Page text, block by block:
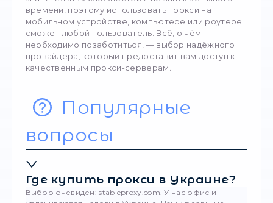
подробные сведения. В открывшемся
найдёте раздел Прокси, где сможете
использовать автоконфигурацию или же
параметры сервера самостоятельно.
этого сохраните изменения. Что касается
нужно удерживать выбранную сеть, пока
дополнительные параметры. Там будет
доступен раздел прокси, где можно
нажать на символ информации, чтобы
расширенные параметры. Там вы найдёте